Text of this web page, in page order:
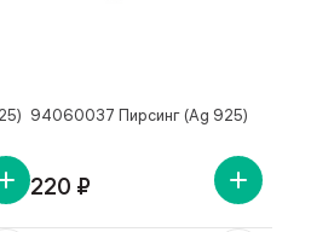
94060037 Пирсинг (Ag 925)
220 ₽